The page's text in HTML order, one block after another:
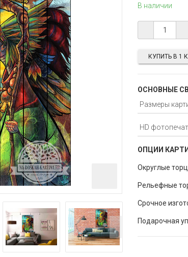
В наличии
ОСНОВНЫЕ
ОПЦИИ
Округлые
Рельефные
Срочное
Подарочная
КУПИТЬ В 1